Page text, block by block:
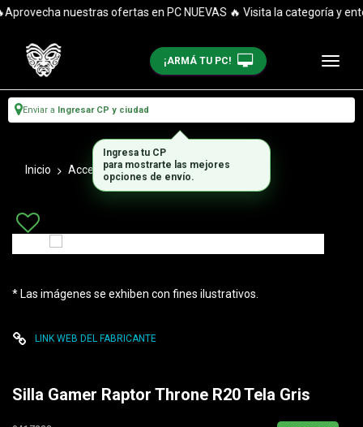
nuestras ofertas en PC NUEVAS 🔥 Visita la categoría y
¡ARMÁ TU PC!
Enviar a Ingresar CP y ciudad
Inicio Accesorios_1 Sillas Gamer
* Las imágenes se exhiben con fines ilustrativos.
LINK WEB DEL FABRICANTE
Silla Gamer Raptor Throne R20 Tela Gris
Ingresa tu CP
para mostrarte las mejores
opciones de envío.